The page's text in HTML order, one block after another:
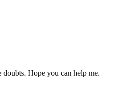
Hope you can help me.